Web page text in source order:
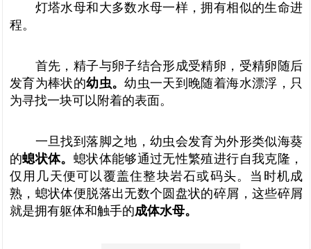
灯塔水母和大多数水母一样，拥有相似的生命进
程。
首先，精子与卵子结合形成受精卵，受精卵随后
发育为棒状的幼虫。幼虫一天到晚随着海水漂浮，只
为寻找一块可以附着的表面。
一旦找到落脚之地，幼虫会发育为外形类似海葵
的螅状体。 螅状体能够通过无性繁殖进行自我克隆，
仅用几天便可以覆盖住整块岩石或码头。当时机成
熟，螅状体便脱落出无数个圆盘状的碎屑，这些碎屑
就是拥有躯体和触手的成体水母。